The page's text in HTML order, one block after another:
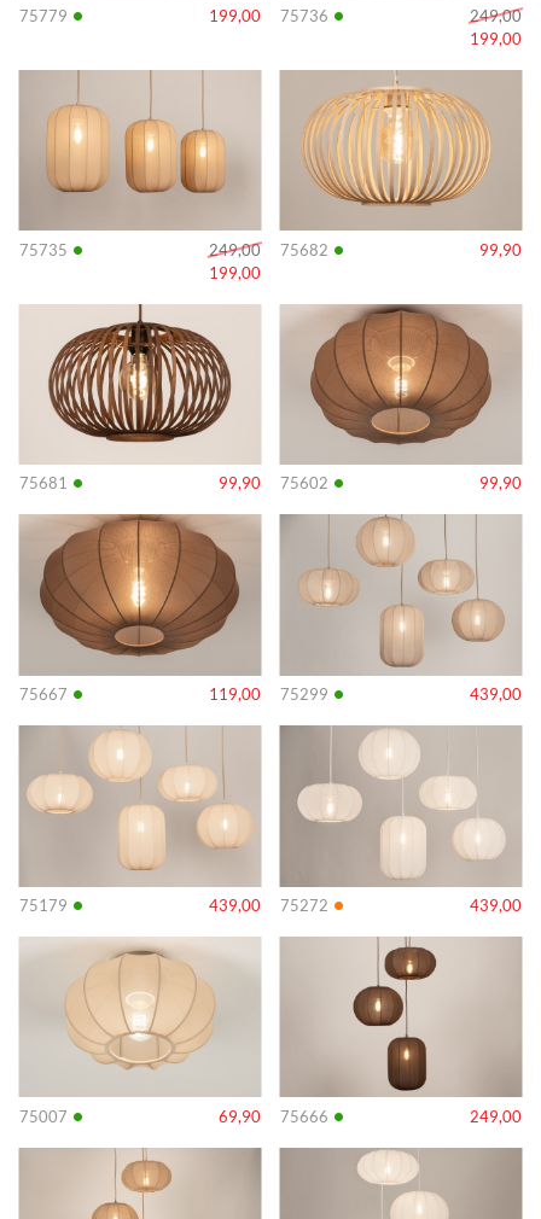
75779 • 199,00 75736 •
249,00
199,00
75735 •
249,00
199,00
Info
75682 • 99,90
Info
75681 • 99,90
Info
75602 • 99,90
Info
75667 • 119,00
Info
75299 • 439,00
Info
75179 • 439,00
Info
75272 • 439,00
Info
75007 • 69,90
Info
75666 • 249,00
Info
Info Info